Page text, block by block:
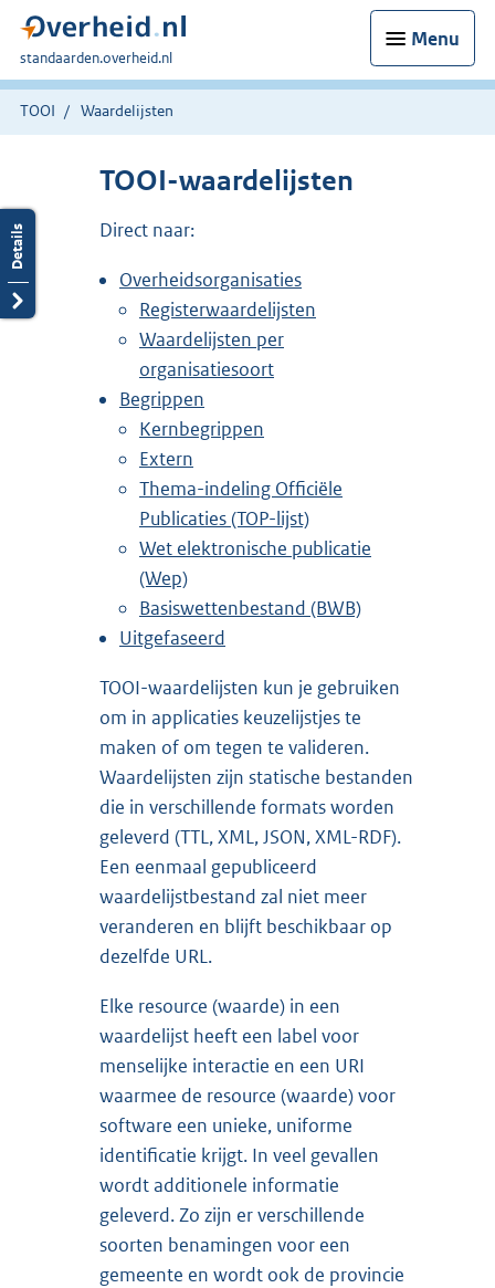
Menu
U
bent
hier:
standaarden.overheid.nl
TOOI Waardelijsten
TOOI-waardelijsten
Direct naar:
Overheidsorganisaties
Registerwaardelijsten
Waardelijsten per
organisatiesoort
Begrippen
Kernbegrippen
Extern
Thema-indeling Officiële
Publicaties (TOP-lijst)
Wet elektronische publicatie
(Wep)
Basiswettenbestand (BWB)
Uitgefaseerd
TOOI-waardelijsten kun je gebruiken
om in applicaties keuzelijstjes te
maken of om tegen te valideren.
Waardelijsten zijn statische bestanden
die in verschillende formats worden
geleverd (TTL, XML, JSON, XML-RDF).
Een eenmaal gepubliceerd
waardelijstbestand zal niet meer
veranderen en blijft beschikbaar op
dezelfde URL.
Elke resource (waarde) in een
waardelijst heeft een label voor
menselijke interactie en een URI
waarmee de resource (waarde) voor
software een unieke, uniforme
identificatie krijgt. In veel gevallen
wordt additionele informatie
geleverd. Zo zijn er verschillende
soorten benamingen voor een
gemeente en wordt ook de provincie